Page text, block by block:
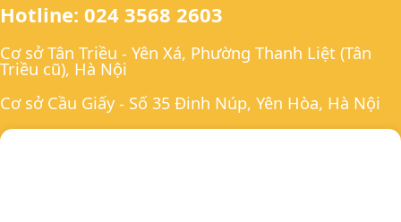
Hotline: 024 3568 2603
Cơ sở Tân Triều - Yên Xá, Phường Thanh Liệt (Tân
Triều cũ), Hà Nội
Cơ sở Cầu Giấy - Số 35 Đinh Núp, Yên Hòa, Hà Nội